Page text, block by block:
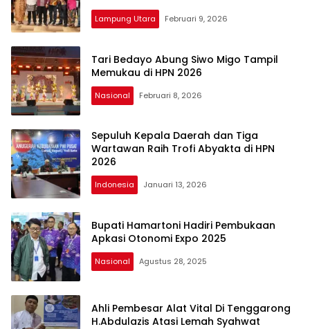
Lampung Utara Februari 9, 2026
Tari Bedayo Abung Siwo Migo Tampil
Memukau di HPN 2026
Nasional Februari 8, 2026
Sepuluh Kepala Daerah dan Tiga
Wartawan Raih Trofi Abyakta di HPN
2026
Indonesia Januari 13, 2026
Bupati Hamartoni Hadiri Pembukaan
Apkasi Otonomi Expo 2025
Nasional Agustus 28, 2025
Ahli Pembesar Alat Vital Di Tenggarong
H.Abdulazis Atasi Lemah Syahwat